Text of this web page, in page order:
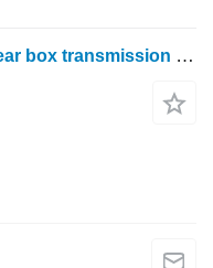
Gear box transmission Claas Gear box transmission Claas Arion 410 0011766240 za Claas Arion 410 traktora točkaša